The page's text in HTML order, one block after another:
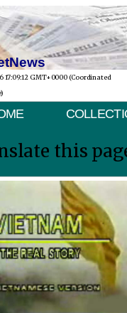
17:09:12 GMT+0000 (Coordinated
this